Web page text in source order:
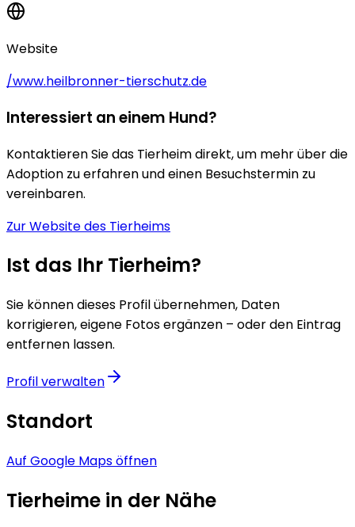
Website
/www.heilbronner-tierschutz.de
Interessiert an einem Hund?
Kontaktieren Sie das Tierheim direkt, um mehr über die
Adoption zu erfahren und einen Besuchstermin zu
vereinbaren.
Zur Website des Tierheims
Ist das Ihr Tierheim?
Sie können dieses Profil übernehmen, Daten
korrigieren, eigene Fotos ergänzen – oder den Eintrag
entfernen lassen.
Profil verwalten
Standort
Auf Google Maps öffnen
Tierheime in der Nähe